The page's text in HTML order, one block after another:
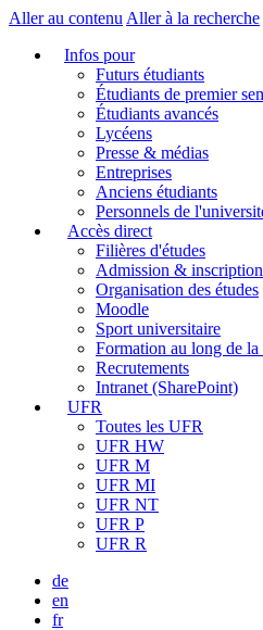
Aller au contenu Aller à la recherche
Infos pour
Futurs étudiants
Étudiants de premier
Étudiants avancés
Lycéens
Presse & médias
Entreprises
Anciens étudiants
Personnels de
Accès direct
Filières d'études
Admission & inscription
Organisation des études
Moodle
Sport universitaire
Formation au long de la
Recrutements
Intranet (SharePoint)
UFR
Toutes les UFR
UFR HW
UFR M
UFR MI
UFR NT
UFR P
UFR R
de
en
fr